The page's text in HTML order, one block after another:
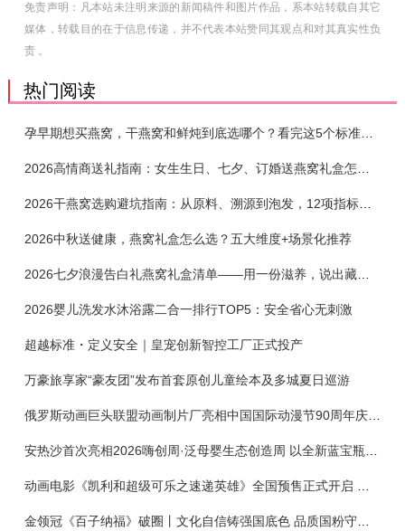
免责声明：凡本站未注明来源的新闻稿件和图片作品，系本站转载自其它
媒体，转载目的在于信息传递，并不代表本站赞同其观点和对其真实性负
责 。
热门阅读
孕早期想买燕窝，干燕窝和鲜炖到底选哪个？看完这5个标准再下单
2026干燕窝选购避坑指南：从原料、溯源到泡发，12项指标判断靠谱燕窝
2026中秋送健康，燕窝礼盒怎么选？五大维度+场景化推荐
2026七夕浪漫告白礼燕窝礼盒清单——用一份滋养，说出藏在心底的爱
2026婴儿洗发水沐浴露二合一排行TOP5：安全省心无刺激
超越标准・定义安全｜皇宠创新智控工厂正式投产
万豪旅享家“豪友团”发布首套原创儿童绘本及多城夏日巡游
俄罗斯动画巨头联盟动画制片厂亮相中国国际动漫节90周年庆开启中国之旅新篇章
金领冠《百子纳福》破圈丨文化自信铸强国底色 品质国粉守护新生